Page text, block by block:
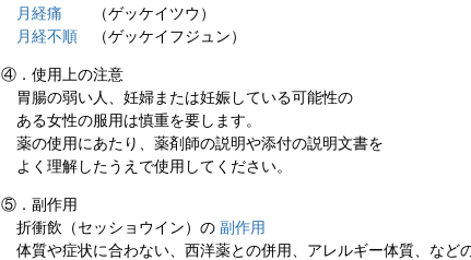
月経痛 （ゲッケイツウ）
月経不順 （ゲッケイフジュン）
④．使用上の注意
胃腸の弱い人、妊婦または妊娠している可能性の
ある女性の服用は慎重を要します。
薬の使用にあたり、薬剤師の説明や添付の説明文書を
よく理解したうえで使用してください。
⑤．副作用
折衝飲（セッショウイン）の 副作用
体質や症状に合わない、西洋薬との併用、アレルギー体質、など